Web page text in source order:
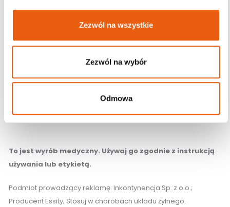
Zezwól na wszystkie
Zezwól na wybór
Odmowa
W razie potrzeby pasek silikonowy można umyć ręcznie w celu
usunięcia pozostałości kremów, balsamów, włosów oraz
innych zanieczyszczeń.
Skład produktu
To jest wyrób medyczny. Używaj go zgodnie z instrukcją
używania lub etykietą.
Podmiot prowadzący reklamę: Inkontynencja Sp. z o.o.;
Producent Essity; Stosuj w chorobach układu żylnego.